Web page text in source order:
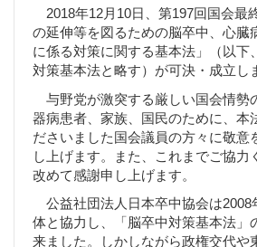
2018年12月10日、第197回国会最
の延伸等を図るための脳卒中、心臓
に係る対策に関する基本法」（以下
対策基本法と略す）が可決・成立し
与野党が激突する厳しい国会情勢
器病患者、家族、国民のために、本
ださいました国会議員の方々に敬意
し上げます。また、これまでご協力
改めて感謝申し上げます。
公益社団法人日本卒中協会は2008
体と協力し、「脳卒中対策基本法」
来ました。しかしながら政権交代や